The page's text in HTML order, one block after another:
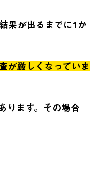
果が出るまでに1か
が厳しくなっていま
ります。その場合